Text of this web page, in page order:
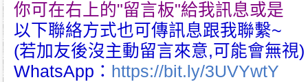
你可在右上的"留言板"給我訊息或是
以下聯絡方式也可傳訊息跟我聯繫~
(若加友後沒主動留言來意,可能會無視)
WhatsApp： https://bit.ly/3UVYwtY